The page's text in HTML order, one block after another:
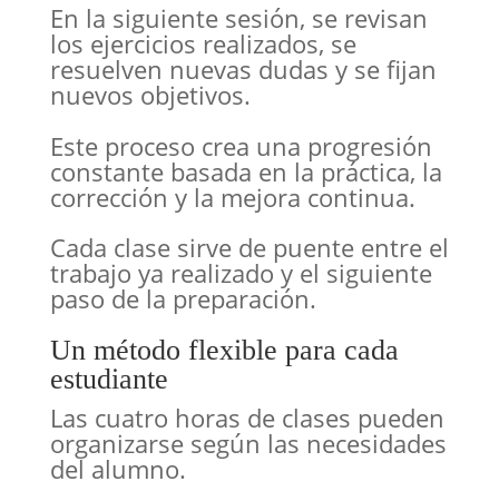
En la siguiente sesión, se revisan
los ejercicios realizados, se
resuelven nuevas dudas y se fijan
nuevos objetivos.
Este proceso crea una progresión
constante basada en la práctica, la
corrección y la mejora continua.
Cada clase sirve de puente entre el
trabajo ya realizado y el siguiente
paso de la preparación.
Un método flexible para cada
estudiante
Las cuatro horas de clases pueden
organizarse según las necesidades
del alumno.